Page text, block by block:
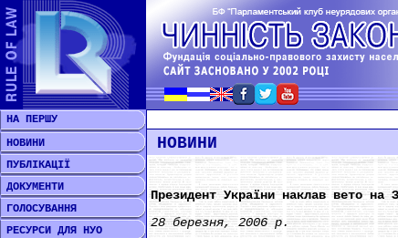
НА ПЕРШУ
НОВИНИ
ПУБЛІКАЦІЇ
ДОКУМЕНТИ
ГОЛОСУВАННЯ
РЕСУРСИ ДЛЯ НУО
НОВИНИ
Президент України наклав вето на
28 березня, 2006 р.